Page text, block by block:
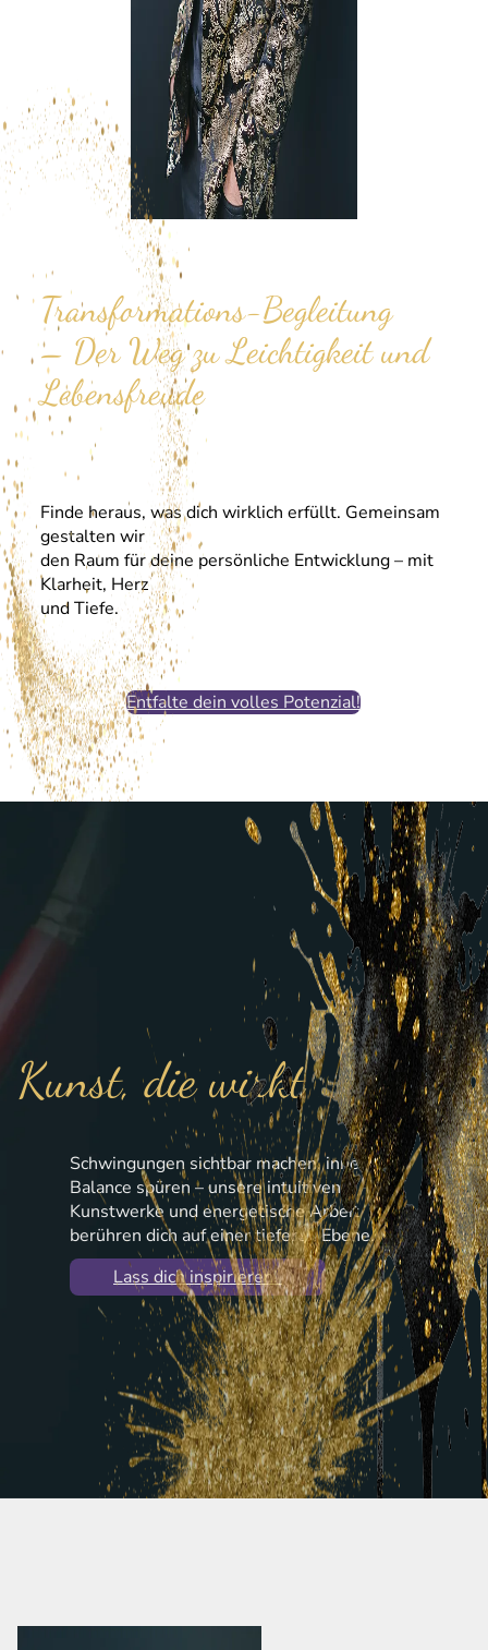
Transformations-Begleitung
– Der Weg zu Leichtigkeit und
Lebensfreude
Finde heraus, was dich wirklich erfüllt. Gemeinsam
gestalten wir
den Raum für deine persönliche Entwicklung – mit
Klarheit, Herz
und Tiefe.
Entfalte dein volles Potenzial!
Kunst, die wirkt
Schwingungen sichtbar machen, innere
Balance spüren – unsere intuitiven
Kunstwerke und energetische Arbeit
berühren dich auf einer tieferen Ebene.
Lass dich inspirieren!